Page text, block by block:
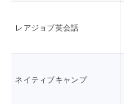
レアジョブ英会話
ネイティブキャンプ